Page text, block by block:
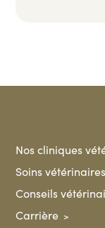
Nos cliniques
Soins vétérinaires
Conseils
Carrière